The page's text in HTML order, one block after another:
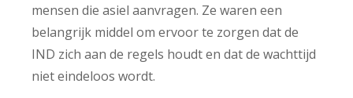
mensen die asiel aanvragen. Ze waren een
belangrijk middel om ervoor te zorgen dat de
IND zich aan de regels houdt en dat de wachttijd
niet eindeloos wordt.